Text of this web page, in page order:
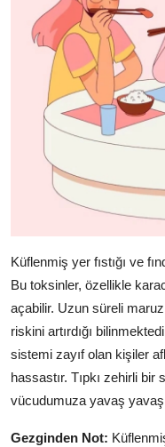
Küflenmiş yer fıstığı ve
Bu toksinler, özellikle
açabilir. Uzun süreli
riskini artırdığı
sistemi zayıf olan kişiler
hassastır. Tıpkı zehirli
vücudumuza yavaş
Gezginden Not: